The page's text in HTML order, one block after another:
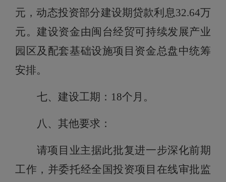
元，动态投资部分建设期贷款利息32.64万
元。建设资金由闽台经贸可持续发展产业
园区及配套基础设施项目资金总盘中统筹
安排。
七、建设工期： 18个 月 。
八 、 其他要求：
请项目业主据此批复进一步深化前期
工作，并委托经全国投资项目在线审批监